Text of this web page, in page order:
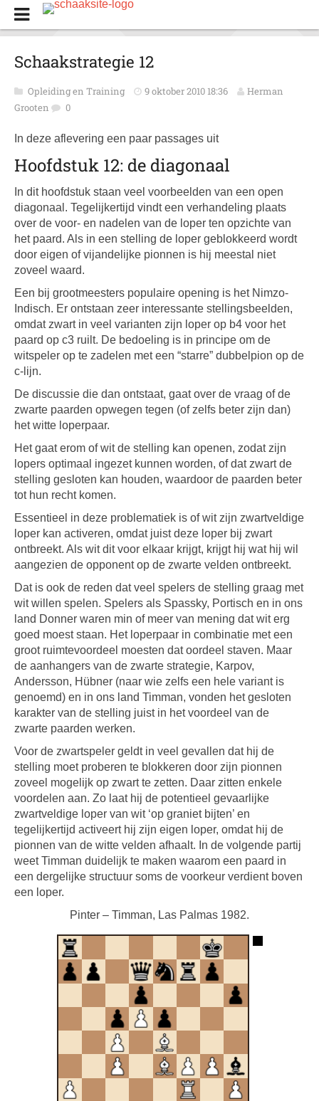
Schaakstrategie 12
Opleiding en Training 9 oktober 2010 18:36
Herman
Grooten
0
In deze aflevering een paar passages uit
Hoofdstuk 12: de diagonaal
In dit hoofdstuk staan veel voorbeelden van een open
diagonaal. Tegelijkertijd vindt een verhandeling plaats
over de voor- en nadelen van de loper ten opzichte van
het paard. Als in een stelling de loper geblokkeerd wordt
door eigen of vijandelijke pionnen is hij meestal niet
zoveel waard.
Een bij grootmeesters populaire opening is het Nimzo-
Indisch. Er ontstaan zeer interessante stellingsbeelden,
omdat zwart in veel varianten zijn loper op b4 voor het
paard op c3 ruilt. De bedoeling is in principe om de
witspeler op te zadelen met een “starre” dubbelpion op de
c-lijn.
De discussie die dan ontstaat, gaat over de vraag of de
zwarte paarden opwegen tegen (of zelfs beter zijn dan)
het witte loperpaar.
Het gaat erom of wit de stelling kan openen, zodat zijn
lopers optimaal ingezet kunnen worden, of dat zwart de
stelling gesloten kan houden, waardoor de paarden beter
tot hun recht komen.
Essentieel in deze problematiek is of wit zijn zwartveldige
loper kan activeren, omdat juist deze loper bij zwart
ontbreekt. Als wit dit voor elkaar krijgt, krijgt hij wat hij wil
aangezien de opponent op de zwarte velden ontbreekt.
Dat is ook de reden dat veel spelers de stelling graag met
wit willen spelen. Spelers als Spassky, Portisch en in ons
land Donner waren min of meer van mening dat wit erg
goed moest staan. Het loperpaar in combinatie met een
groot ruimtevoordeel moesten dat oordeel staven. Maar
de aanhangers van de zwarte strategie, Karpov,
Andersson, Hübner (naar wie zelfs een hele variant is
genoemd) en in ons land Timman, vonden het gesloten
karakter van de stelling juist in het voordeel van de
zwarte paarden werken.
Voor de zwartspeler geldt in veel gevallen dat hij de
stelling moet proberen te blokkeren door zijn pionnen
zoveel mogelijk op zwart te zetten. Daar zitten enkele
voordelen aan. Zo laat hij de potentieel gevaarlijke
zwartveldige loper van wit ‘op graniet bijten’ en
tegelijkertijd activeert hij zijn eigen loper, omdat hij de
pionnen van de witte velden afhaalt. In de volgende partij
weet Timman duidelijk te maken waarom een paard in
een dergelijke structuur soms de voorkeur verdient boven
een loper.
Pinter – Timman, Las Palmas 1982.